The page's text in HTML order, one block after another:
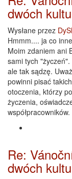
dwóch
Wysłane przez
Hmmm.... ja co
Moim zdaniem ani
sami tych
ale tak sądzę.
powinni pisać
otoczenia, którzy
życzenia,
współpracowników.
Re:
dwóch